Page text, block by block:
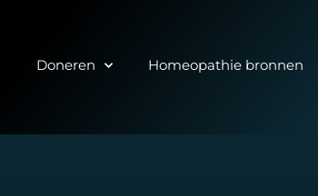
Doneren Homeopathie bronnen